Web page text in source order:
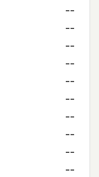
--
--
--
--
--
--
--
--
--
--